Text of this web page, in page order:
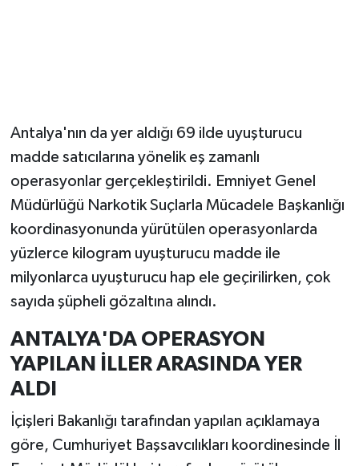
Antalya'nın da yer aldığı 69 ilde uyuşturucu
madde satıcılarına yönelik eş zamanlı
operasyonlar gerçekleştirildi. Emniyet Genel
Müdürlüğü Narkotik Suçlarla Mücadele Başkanlığı
koordinasyonunda yürütülen operasyonlarda
yüzlerce kilogram uyuşturucu madde ile
milyonlarca uyuşturucu hap ele geçirilirken, çok
sayıda şüpheli gözaltına alındı.
ANTALYA'DA OPERASYON
YAPILAN İLLER ARASINDA YER
ALDI
İçişleri Bakanlığı tarafından yapılan açıklamaya
göre, Cumhuriyet Başsavcılıkları koordinesinde İl